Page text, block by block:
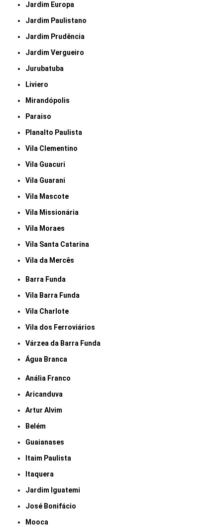
Jardim Europa
Jardim Paulistano
Jardim Prudência
Jardim Vergueiro
Jurubatuba
Liviero
Mirandópolis
Paraiso
Planalto Paulista
Vila Clementino
Vila Guacuri
Vila Guarani
Vila Mascote
Vila Missionária
Vila Moraes
Vila Santa Catarina
Vila da Mercês
Barra Funda
Vila Barra Funda
Vila Charlote
Vila dos Ferroviários
Várzea da Barra Funda
Água Branca
Anália Franco
Aricanduva
Artur Alvim
Belém
Guaianases
Itaim Paulista
Itaquera
Jardim Iguatemi
José Bonifácio
Mooca